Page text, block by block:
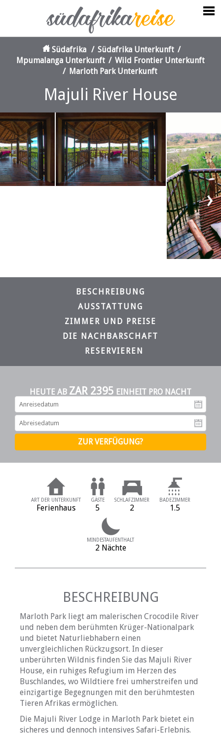
Südafrika / Südafrika Unterkunft /
Mpumalanga Unterkunft / Wild Frontier Unterkunft
/ Marloth Park Unterkunft
Majuli River House
›
BESCHREIBUNG
AUSSTATTUNG
ZIMMER UND PREISE
DIE NACHBARSCHAFT
RESERVIEREN
HEUTE AB ZAR 2395 EINHEIT PRO NACHT
ART DER UNTERKUNFT
Ferienhaus
GÄSTE
5
SCHLAFZIMMER
2
BADEZIMMER
1.5
MINDESTAUFENTHALT
2 Nächte
BESCHREIBUNG
Marloth Park liegt am malerischen Crocodile River
und neben dem berühmten Krüger-Nationalpark
und bietet Naturliebhabern einen
unvergleichlichen Rückzugsort. In dieser
unberührten Wildnis finden Sie das Majuli River
House, ein ruhiges Refugium im Herzen des
Buschlandes, wo Wildtiere frei umherstreifen und
einzigartige Begegnungen mit den berühmtesten
Tieren Afrikas ermöglichen.
Die Majuli River Lodge in Marloth Park bietet ein
sicheres und dennoch intensives Safari-Erlebnis.